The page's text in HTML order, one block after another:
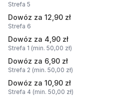
Strefa 5
Dowóz za 12,90 zł
Strefa 6
Dowóz za 4,90 zł
Strefa 1 (min. 50,00 zł)
Dowóz za 6,90 zł
Strefa 2 (min. 50,00 zł)
Dowóz za 10,90 zł
Strefa 4 (min. 50,00 zł)